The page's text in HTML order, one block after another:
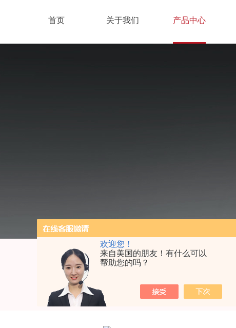
欢迎您！
来自美国的朋友！有什么可以
帮助您的吗？
首页 关于我们 产品中心